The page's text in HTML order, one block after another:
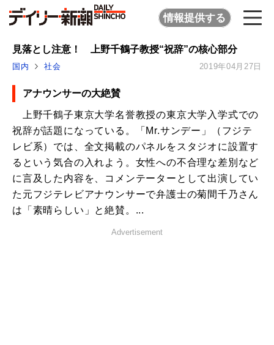
情報提供する
見落とし注意！ 上野千鶴子教授“祝辞”の核心部分
国内 社会 2019年04月27日
アナウンサーの大絶賛
上野千鶴子東京大学名誉教授の東京大学入学式での
祝辞が話題になっている。「Mr.サンデー」（フジテ
レビ系）では、全文掲載のパネルをスタジオに設置す
るという気合の入れよう。女性への不合理な差別など
に言及した内容を、コメンテーターとして出演してい
た元フジテレビアナウンサーで弁護士の菊間千乃さん
は「素晴らしい」と絶賛。...
Advertisement